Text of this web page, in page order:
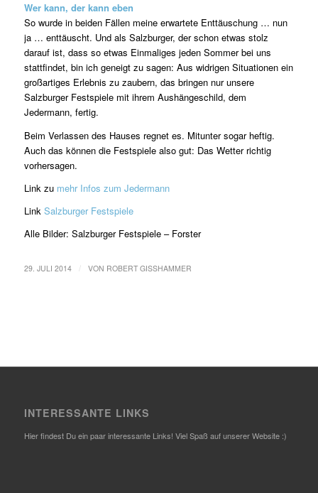
Wer kann, der kann eben
So wurde in beiden Fällen meine erwartete Enttäuschung … nun
ja … enttäuscht. Und als Salzburger, der schon etwas stolz
darauf ist, dass so etwas Einmaliges jeden Sommer bei uns
stattfindet, bin ich geneigt zu sagen: Aus widrigen Situationen ein
großartiges Erlebnis zu zaubern, das bringen nur unsere
Salzburger Festspiele mit ihrem Aushängeschild, dem
Jedermann, fertig.
Beim Verlassen des Hauses regnet es. Mitunter sogar heftig.
Auch das können die Festspiele also gut: Das Wetter richtig
vorhersagen.
Link zu mehr Infos zum Jedermann
Link Salzburger Festspiele
Alle Bilder: Salzburger Festspiele – Forster
29. JULI 2014 VON ROBERT GISSHAMMER
INTERESSANTE LINKS
Hier findest Du ein paar interessante Links! Viel Spaß auf unserer Website :)